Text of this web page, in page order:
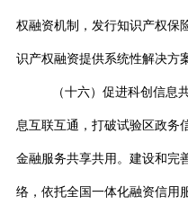
权融资机制，发行知识产权保
识产权融资提供系统性解决方
（十六）促进科创信息
息互联互通，打破试验区政务
金融服务共享共用。建设和完
络，依托全国一体化融资信用